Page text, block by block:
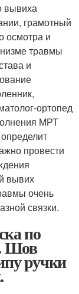
вывиха
грамотный
осмотра и
травмы
и
ортопед
МРТ
провести
вывих
очень
связки.
по
Шов
ручки